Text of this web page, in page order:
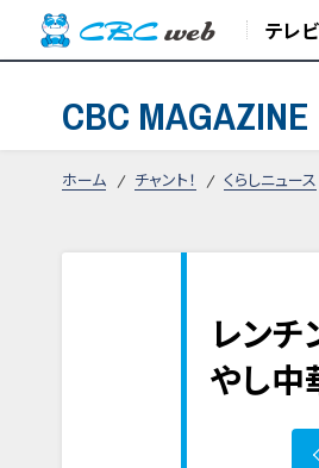
テレビ
CBC MAGAZINE
ホーム チャント！ くらしニュース
レンチ
やし中